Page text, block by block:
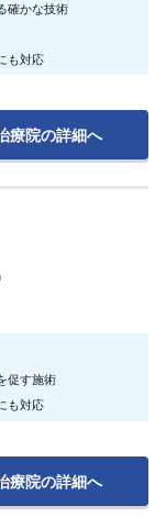
確かな技術
も対応
療院の詳細へ
促す施術
も対応
療院の詳細へ